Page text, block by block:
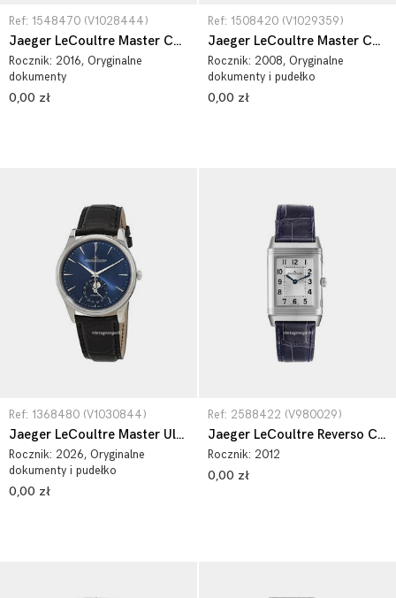
Ref: 1548470 (V1028444)
Jaeger LeCoultre Master Control Date Stainless Steel 1548470
Rocznik: 2016, Oryginalne
dokumenty
0,00 zł
Ref: 1508420 (V1029359)
Jaeger LeCoultre Master Control Master Geographic 1508420
Rocznik: 2008, Oryginalne
dokumenty i pudełko
0,00 zł
Ref: 1368480 (V1030844)
Jaeger LeCoultre Master Ultra Thin 1368480
Rocznik: 2026, Oryginalne
dokumenty i pudełko
0,00 zł
Ref: 2588422 (V980029)
Jaeger LeCoultre Reverso Classic 2588422
Rocznik: 2012
0,00 zł